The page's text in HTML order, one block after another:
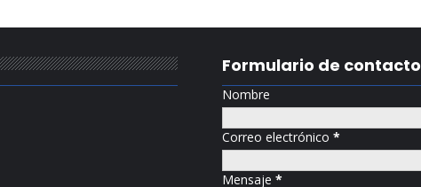
Formulario de contacto
Nombre
Correo electrónico*
Mensaje*